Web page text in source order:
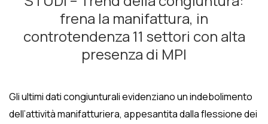
frena la manifattura, in
controtendenza 11 settori con alta
presenza di MPI
Gli ultimi dati congiunturali evidenziano un indebolimento
dell’attività manifatturiera, appesantita dalla flessione dei